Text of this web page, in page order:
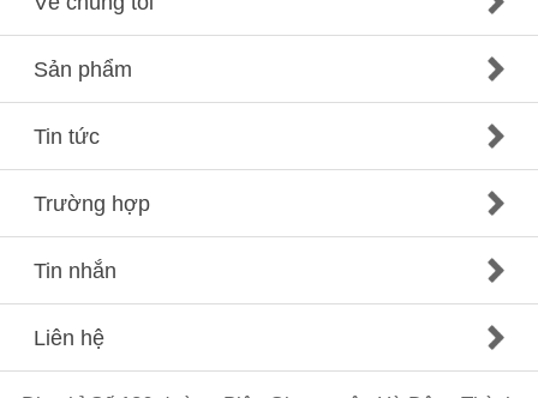
Sản phẩm
Tin tức
Trường hợp
Tin nhắn
Liên hệ